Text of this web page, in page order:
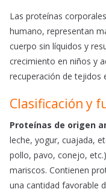
Las proteínas
humano, representan
cuerpo sin líquidos y
crecimiento en niños y
recuperación de tejidos
Clasificación y
Proteínas de origen
leche, yogur, cuajada,
pollo, pavo, conejo,
mariscos. Contienen
una cantidad favorable